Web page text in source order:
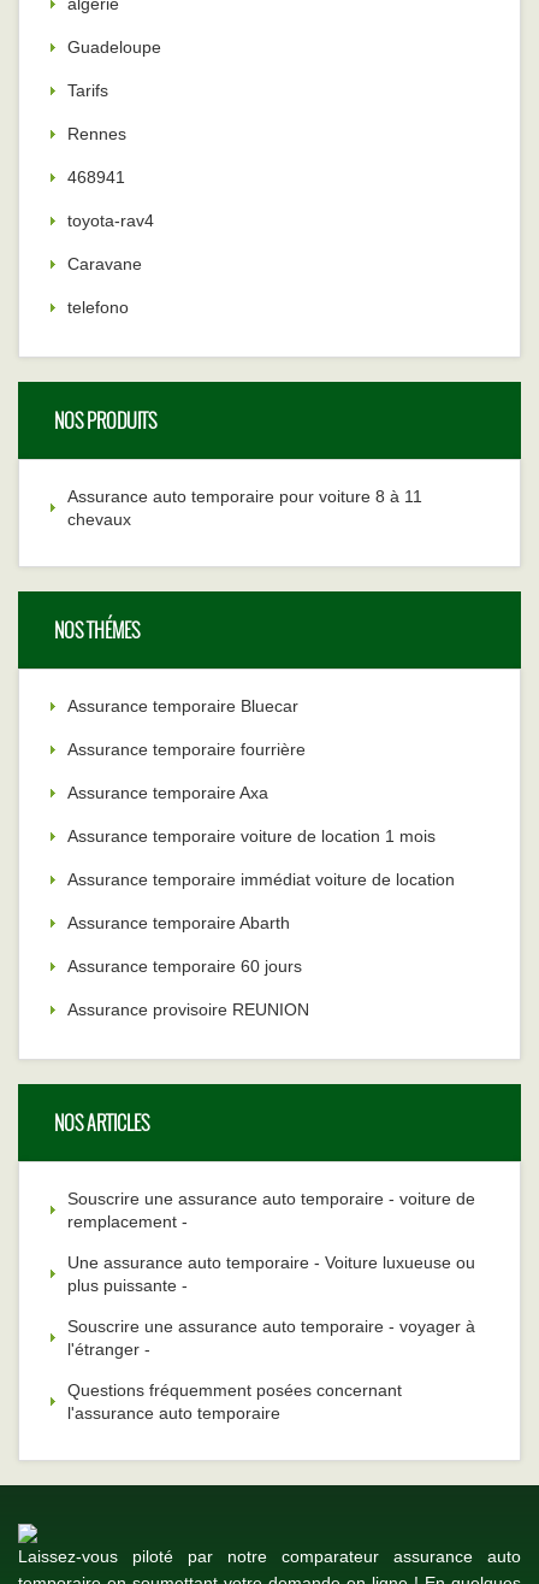
algerie
Guadeloupe
Tarifs
Rennes
468941
toyota-rav4
Caravane
telefono
NOS PRODUITS
Assurance auto temporaire pour voiture 8 à 11
chevaux
NOS THÉMES
Assurance temporaire Bluecar
Assurance temporaire fourrière
Assurance temporaire Axa
Assurance temporaire voiture de location 1 mois
Assurance temporaire immédiat voiture de location
Assurance temporaire Abarth
Assurance temporaire 60 jours
Assurance provisoire REUNION
NOS ARTICLES
Souscrire une assurance auto temporaire - voiture de
remplacement -
Une assurance auto temporaire - Voiture luxueuse ou
plus puissante -
Souscrire une assurance auto temporaire - voyager à
l'étranger -
Questions fréquemment posées concernant
l'assurance auto temporaire
Laissez-vous piloté par notre comparateur assurance auto